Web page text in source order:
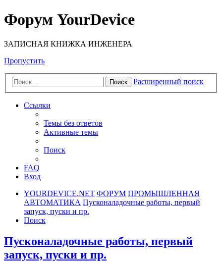
Форум YourDevice
ЗАПИСНАЯ КНИЖКА ИНЖЕНЕРА
Пропустить
Поиск Расширенный поиск
Ссылки
Темы без ответов
Активные темы
Поиск
FAQ
Вход
YOURDEVICE.NET ФОРУМ ПРОМЫШЛЕННАЯ
АВТОМАТИКА Пусконаладочные работы, первый
запуск, пуски и пр.
Поиск
Пусконаладочные работы, первый
запуск, пуски и пр.